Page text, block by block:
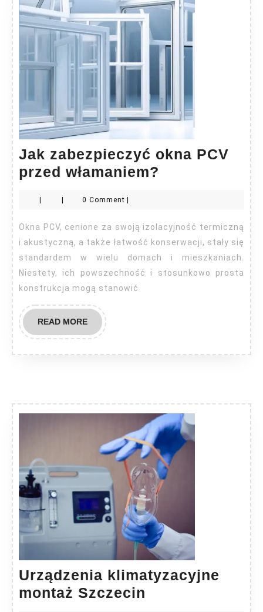
Jak zabezpieczyć okna PCV
przed włamaniem?
zabezpieczyć
PCV
przed
włamaniem?
0 Comment
Okna PCV, cenione za swoją izolacyjność termiczną
i akustyczną, a także łatwość konserwacji, stały się
standardem w wielu domach i mieszkaniach.
Niestety, ich powszechność i stosunkowo prosta
konstrukcja mogą stanowić
READ MOREREAD
MORE
Urządzenia klimatyzacyjne
montaż Szczecin